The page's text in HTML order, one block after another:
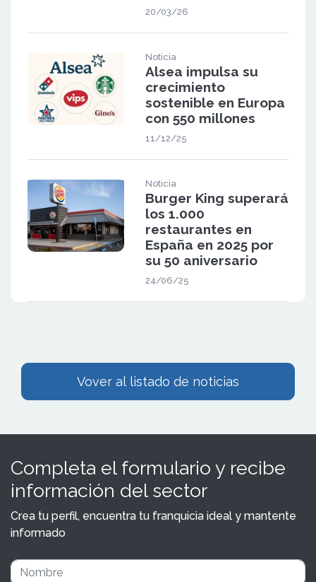
20/03/26
Noticia
Alsea impulsa su
crecimiento
sostenible en Europa
con 550 millones
11/12/25
Noticia
Burger King superará
los 1.000
restaurantes en
España en 2025 por
su 50 aniversario
24/06/25
Vover al listado de noticias
Completa el formulario y recibe
información del sector
Crea tu perfil, encuentra tu franquicia ideal y mantente
informado